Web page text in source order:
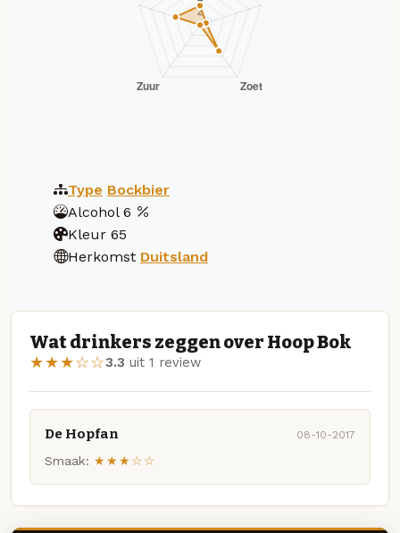
Type Bockbier
Alcohol 6
Kleur 65
Herkomst Duitsland
Wat drinkers zeggen over Hoop Bok
★★★☆☆3.3 uit 1 review
De Hopfan 08-10-2017
Smaak: ★★★☆☆